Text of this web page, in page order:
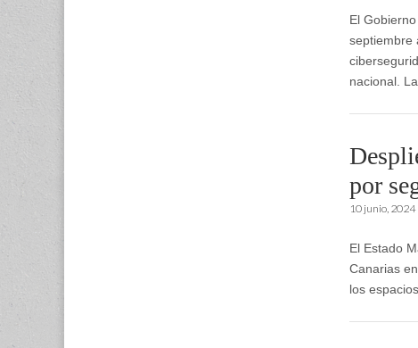
El
septiembre
nacional.
por
10 junio, 2024
El Estado
Canarias
los